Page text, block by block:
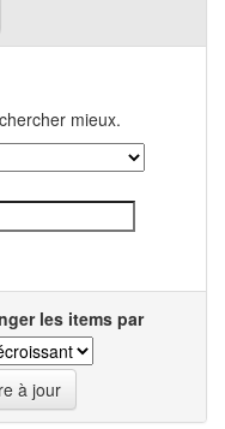
mieux.
les items par